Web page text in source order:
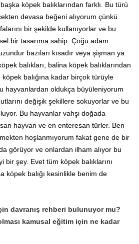
köpek balıklarından farklı. Bu türü
devasa beğeni alıyorum çünkü
bir şekilde kullanıyorlar ve bu
bir tasarıma sahip. Çoğu adam
bazıları kısadır veya şişman ya
balıkları, balina köpek balıklarından
balığına kadar birçok türüyle
hayvanlardan oldukça büyüleniyorum
değişik şekillere sokuyorlar ve bu
Bu hayvanlar vahşi doğada
hayvan ve en enteresan türler. Ben
hoşlanmıyorum fakat gene de bir
görüyor ve onlardan ilham alıyor bu
bir şey. Evet tüm köpek balıklarını
köpek balığı kesinlikle benim de
davranış rehberi bulunuyor mu?
kamusal eğitim için ne kadar